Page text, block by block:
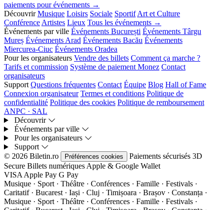
paiements pour événements →
Découvrir Musique Loisirs Sociale Sportif Art et Culture
Conférence Artistes Lieux Tous les événements →
Événements par ville Événements București Événements Târgu
Mureș Événements Arad Événements Bacău Événements
Miercurea-Ciuc Événements Oradea
Pour les organisateurs Vendre des billets Comment ça marche ?
Tarifs et commission Système de paiement Monez Contact
organisateurs
Support Questions fréquentes Contact Équipe Blog Hall of Fame
Connexion organisateur Termes et conditions Politique de
confidentialité Politique des cookies Politique de remboursement
ANPC · SAL
Découvrir
Événements par ville
Pour les organisateurs
Support
© 2026 Biletin.ro
Préférences cookies Paiements sécurisés 3D
Secure Billets numériques Apple & Google Wallet
VISA Apple Pay G Pay
Musique · Sport · Théâtre · Conférences · Famille · Festivals ·
Caritatif · Bucarest · Iași · Cluj · Timișoara · Brașov · Constanța ·
Musique · Sport · Théâtre · Conférences · Famille · Festivals ·